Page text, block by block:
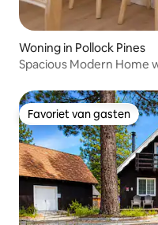
Woning in Pollock Pines
Spacious Modern Home
Favoriet van gasten
Favoriet van gasten